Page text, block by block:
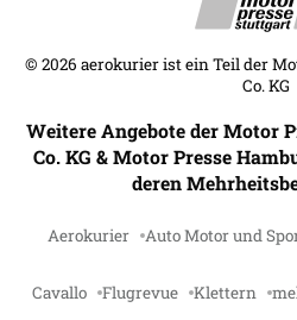
© 2026 aerokurier ist ein Teil der
Co. KG
Weitere Angebote der Motor
Co. KG & Motor Presse
deren
Aerokurier Auto Motor und
Cavallo Flugrevue Klettern